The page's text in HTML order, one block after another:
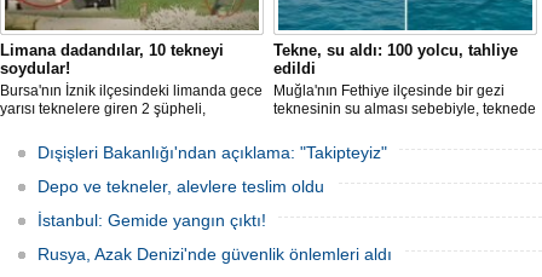
Limana dadandılar, 10 tekneyi
soydular!
Bursa'nın İznik ilçesindeki limanda gece
yarısı teknelere giren 2 şüpheli,
çaldı. Olay, güvenlik kameralarına
yansıdı, tekne sahiplerinin ihbarıyla
jandarma inceleme başlattı.
Tekne, su aldı: 100 yolcu, tahliye
edildi
Muğla'nın Fethiye ilçesinde bir gezi
teknesinin su alması sebebiyle, teknede
teknenin batmaması için bölgede
kurtarma çalışması başlatıldı.
Dışişleri Bakanlığı'ndan açıklama: "Takipteyiz"
Depo ve tekneler, alevlere teslim oldu
İstanbul: Gemide yangın çıktı!
Rusya, Azak Denizi'nde güvenlik önlemleri aldı